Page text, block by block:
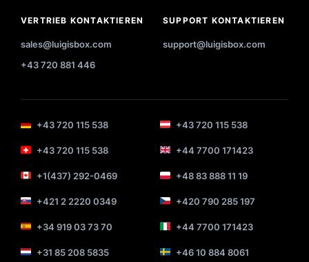
VERTRIEB KONTAKTIEREN
sales@luigisbox.com
+43 720 881 446
SUPPORT KONTAKTIEREN
support@luigisbox.com
+43 720 115 538 +43 720 115 538
+43 720 115 538 +44 7700 171423
+1(437) 292-0469 +48 83 888 11 19
+421 2 2220 0349 +420 790 285 197
+34 919 03 73 70 +44 7700 171423
+31 85 208 5835 +46 10 884 8061